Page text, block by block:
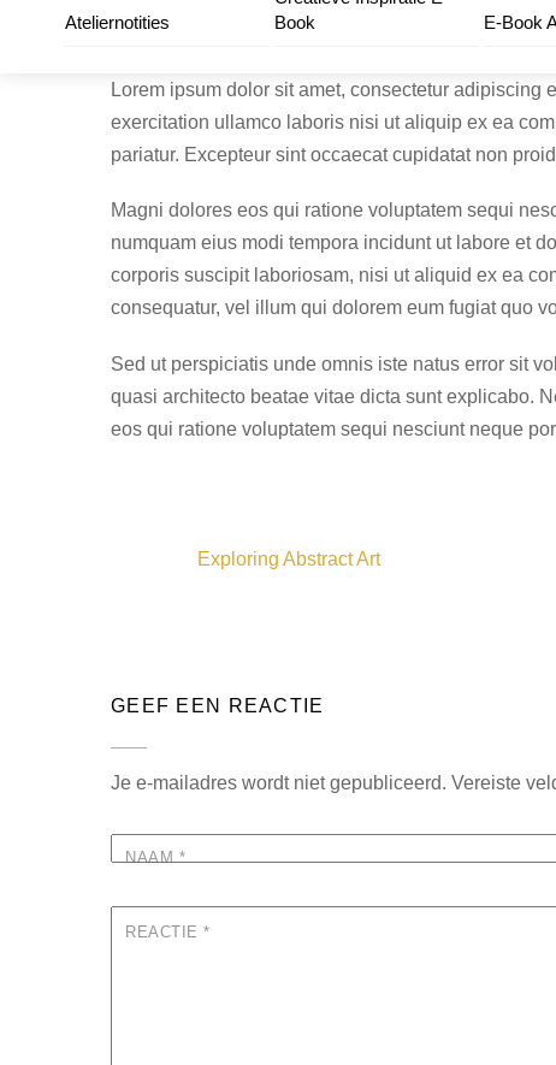
Ateliernotities
Book
E-Book
Lorem ipsum dolor sit amet, consectetur
exercitation ullamco laboris nisi ut aliquip ex ea
pariatur. Excepteur sint occaecat cupidatat non
Magni dolores eos qui ratione voluptatem sequi
numquam eius modi tempora incidunt ut labore et
corporis suscipit laboriosam, nisi ut aliquid ex ea
consequatur, vel illum qui dolorem eum fugiat quo
Sed ut perspiciatis unde omnis iste natus error sit
quasi architecto beatae vitae dicta sunt explicabo.
eos qui ratione voluptatem sequi nesciunt neque
Exploring Abstract Art
GEEF EEN REACTIE
Je e-mailadres wordt niet gepubliceerd. Vereiste
NAAM *
REACTIE*